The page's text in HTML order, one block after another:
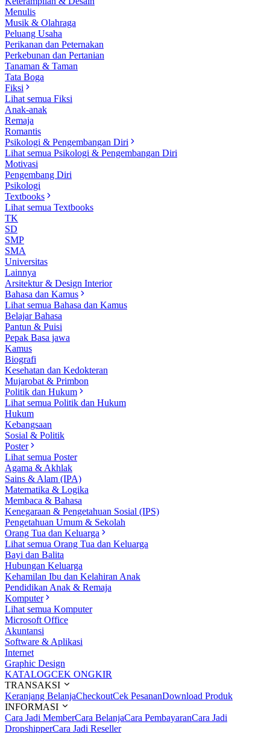
Menulis
Musik & Olahraga
Peluang Usaha
Perikanan dan Peternakan
Perkebunan dan Pertanian
Tanaman & Taman
Tata Boga
Fiksi
Lihat semua Fiksi
Anak-anak
Remaja
Romantis
Psikologi & Pengembangan Diri
Lihat semua Psikologi & Pengembangan Diri
Motivasi
Pengembang Diri
Psikologi
Textbooks
Lihat semua Textbooks
TK
SD
SMP
SMA
Universitas
Lainnya
Arsitektur & Design Interior
Bahasa dan Kamus
Lihat semua Bahasa dan Kamus
Belajar Bahasa
Pantun & Puisi
Pepak Basa jawa
Kamus
Biografi
Kesehatan dan Kedokteran
Mujarobat & Primbon
Politik dan Hukum
Lihat semua Politik dan Hukum
Hukum
Kebangsaan
Sosial & Politik
Poster
Lihat semua Poster
Agama & Akhlak
Sains & Alam (IPA)
Matematika & Logika
Membaca & Bahasa
Kenegaraan & Pengetahuan Sosial (IPS)
Pengetahuan Umum & Sekolah
Orang Tua dan Keluarga
Lihat semua Orang Tua dan Keluarga
Bayi dan Balita
Hubungan Keluarga
Kehamilan Ibu dan Kelahiran Anak
Pendidikan Anak & Remaja
Komputer
Lihat semua Komputer
Microsoft Office
Akuntansi
Software & Aplikasi
Internet
Graphic Design
KATALOGCEK ONGKIR
TRANSAKSI
Keranjang BelanjaCheckoutCek PesananDownload Produk
INFORMASI
Cara Jadi MemberCara BelanjaCara PembayaranCara Jadi
DropshipperCara Jadi Reseller